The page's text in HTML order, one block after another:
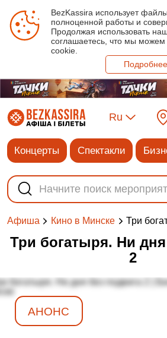
BezKassira использует
полноценной работы и
Продолжая использовать
соглашаетесь, что мы
cookie.
Подробнее
Ru
Концерты Спектакли
Афиша Кино в Минске Три
Три богатыря. Ни
2
АНОНС